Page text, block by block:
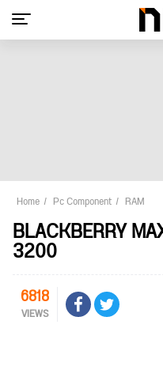
Home Pc Component RAM
BLACKBERRY
3200
6818
VIEWS